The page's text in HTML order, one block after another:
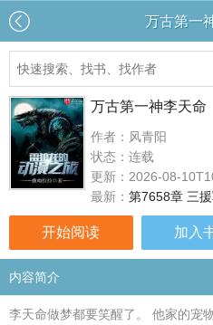
万古第一
万古第一神李天命
作者：风青阳
状态：连载
更新：2026-08-
最新： 第7658章 三
开始阅读 加入
内容简介
李天命做梦都要笑醒了。 他家的宠